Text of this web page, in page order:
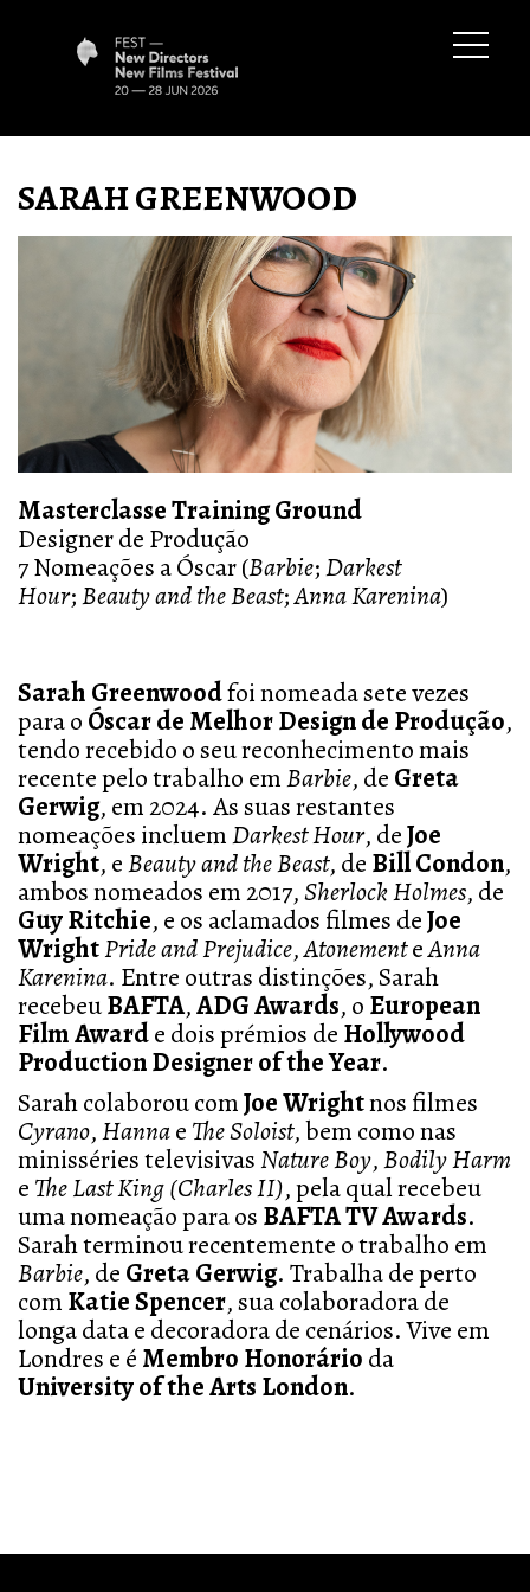
SARAH GREENWOOD
Masterclasse Training Ground
Designer de Produção
7 Nomeações a Óscar (Barbie;Darkest
Hour;Beauty and the Beast;Anna Karenina)
Sarah Greenwoodfoi nomeada sete vezes
para o Óscar de Melhor Design de Produção,
tendo recebido o seu reconhecimento mais
recente pelo trabalho emBarbie, de Greta
Gerwig, em 2024. As suas restantes
nomeações incluemDarkest Hour, deJoe
Wright, eBeauty and the Beast, de Bill Condon,
ambos nomeados em 2017,Sherlock Holmes, de
Guy Ritchie, e os aclamados filmes deJoe
WrightPride and Prejudice,AtonementeAnna
Karenina. Entre outras distinções, Sarah
recebeuBAFTA,ADG Awards, o European
Film Awarde dois prémios de Hollywood
Production Designer of the Year.
Sarah colaborou comJoe Wrightnos filmes
Cyrano,Hannae The Soloist, bem como nas
minisséries televisivas Nature Boy,Bodily Harm
e The Last King (Charles II), pela qual recebeu
uma nomeação para os BAFTA TV Awards.
Sarah terminou recentemente o trabalho em
Barbie, de Greta Gerwig. Trabalha de perto
com Katie Spencer, sua colaboradora de
longa data e decoradora de cenários. Vive em
Londres e é Membro Honorário da
University of the Arts London.